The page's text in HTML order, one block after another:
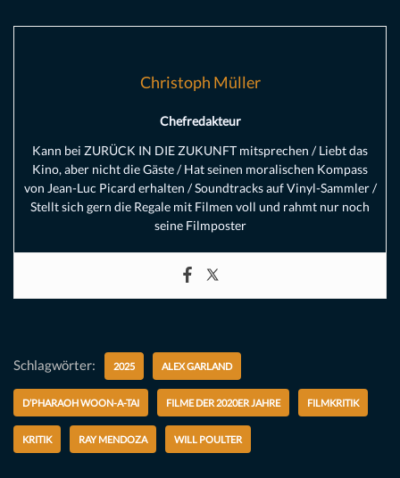
Christoph Müller
Chefredakteur
Kann bei ZURÜCK IN DIE ZUKUNFT mitsprechen / Liebt das
Kino, aber nicht die Gäste / Hat seinen moralischen Kompass
von Jean-Luc Picard erhalten / Soundtracks auf Vinyl-Sammler /
Stellt sich gern die Regale mit Filmen voll und rahmt nur noch
seine Filmposter
Schlagwörter: 2025 ALEX GARLAND
D’PHARAOH WOON-A-TAI FILME DER 2020ER JAHRE FILMKRITIK
KRITIK RAY MENDOZA WILL POULTER